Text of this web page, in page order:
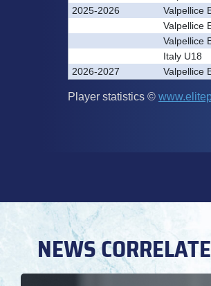
NEWS CORRELATE